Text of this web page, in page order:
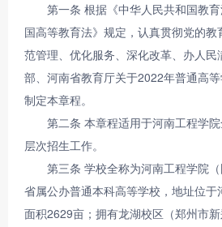
第一条 根据《中华人民共和国教
国高等教育法》规定，认真贯彻党的教
范管理、优化服务、深化改革、办人民
部、河南省教育厅关于2022年普通高
制定本章程。
第二条 本章程适用于河南工程学
层次招生工作。
第三条 学校全称为河南工程学院
省属公办普通本科高等学校，地址位于
面积2629亩；拥有龙湖校区（郑州市新